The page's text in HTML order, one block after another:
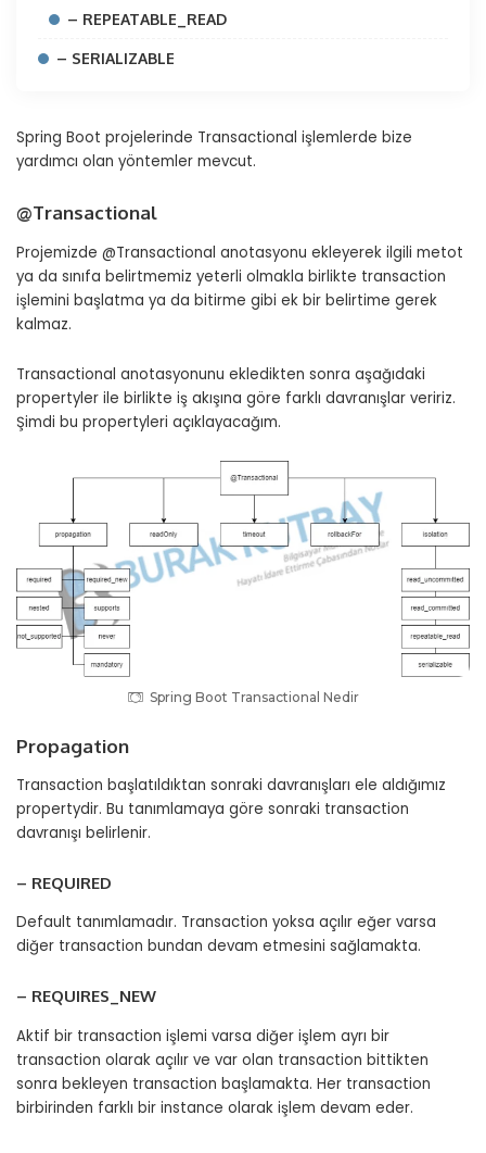
– REPEATABLE_READ
– SERIALIZABLE
Spring Boot projelerinde Transactional işlemlerde bize
yardımcı olan yöntemler mevcut.
@Transactional
Projemizde @Transactional anotasyonu ekleyerek ilgili metot
ya da sınıfa belirtmemiz yeterli olmakla birlikte transaction
işlemini başlatma ya da bitirme gibi ek bir belirtime gerek
kalmaz.
Transactional anotasyonunu ekledikten sonra aşağıdaki
propertyler ile birlikte iş akışına göre farklı davranışlar veririz.
Şimdi bu propertyleri açıklayacağım.
Spring Boot Transactional Nedir
Propagation
Transaction başlatıldıktan sonraki davranışları ele aldığımız
propertydir. Bu tanımlamaya göre sonraki transaction
davranışı belirlenir.
– REQUIRED
Default tanımlamadır. Transaction yoksa açılır eğer varsa
diğer transaction bundan devam etmesini sağlamakta.
– REQUIRES_NEW
Aktif bir transaction işlemi varsa diğer işlem ayrı bir
transaction olarak açılır ve var olan transaction bittikten
sonra bekleyen transaction başlamakta. Her transaction
birbirinden farklı bir instance olarak işlem devam eder.